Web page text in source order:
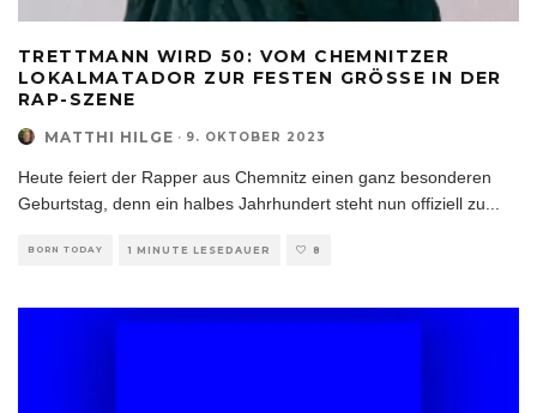
TRETTMANN WIRD 50: VOM CHEMNITZER
LOKALMATADOR ZUR FESTEN GRÖSSE IN DER R
AP-SZENE
MATTHI HILGE · 9. OKTOBER 2023
Heute feiert der Rapper aus Chemnitz einen ganz besonderen
Geburtstag, denn ein halbes Jahrhundert steht nun offiziell zu
BORN TODAY 1 MINUTE LESEDAUER 8